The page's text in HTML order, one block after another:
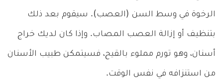
الرخوة في وسط السن (العصب). سيقوم بعد ذلك
بتنظيف أو إزالة العصب المصاب. وإذا كان لديك خراج
أسنان، وهو تورم مملوء بالقيح، فسيتمكن طبيب الأسنان
من استنزافه في نفس الوقت.